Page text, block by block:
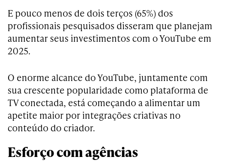
E pouco menos de dois terços (65%) dos
profissionais pesquisados disseram que planejam
aumentar seus investimentos com o YouTube em
2025.
O enorme alcance do YouTube, juntamente com
sua crescente popularidade como plataforma de
TV conectada, está começando a alimentar um
apetite maior por integrações criativas no
conteúdo do criador.
Esforço com agências